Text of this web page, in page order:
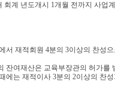
회계 년도개시 1개월 전까지 사업
서 재적회원 4분의 3이상의 찬성
잔여재산은 교육부장관의 허가를
에는 재적이사 3분의 2이상의 찬